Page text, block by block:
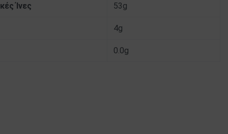
Ίνες 53g
4g
0.0g